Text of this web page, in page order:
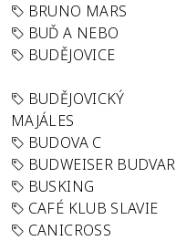
BRUNO MARS
BUĎ A NEBO
BUDĚJOVICE
BUDĚJOVICKÝ
MAJÁLES
BUDOVA C
BUDWEISER BUDVAR
BUSKING
CAFÉ KLUB SLAVIE
CANICROSS